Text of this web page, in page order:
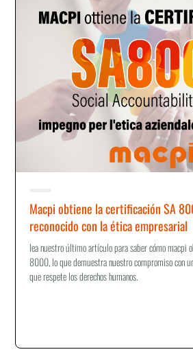
Macpi obtiene la certificación SA
reconocido con la ética empresarial
lea nuestro último artículo para saber cómo macpi
8000, lo que demuestra nuestro compromiso con
que respete los derechos humanos.